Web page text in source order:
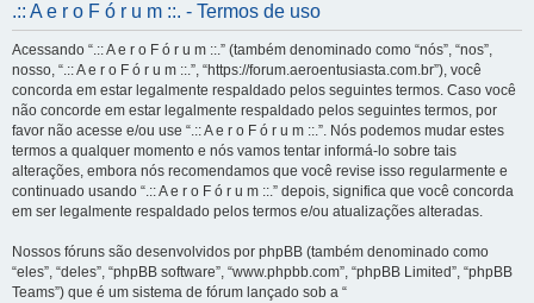
.:: A e r o F ó r u m ::. - Termos de uso
Acessando “.:: A e r o F ó r u m ::.” (também denominado como “nós”, “nos”,
nosso, “.:: A e r o F ó r u m ::.”, “https://forum.aeroentusiasta.com.br”), você
concorda em estar legalmente respaldado pelos seguintes termos. Caso você
não concorde em estar legalmente respaldado pelos seguintes termos, por
favor não acesse e/ou use “.:: A e r o F ó r u m ::.”. Nós podemos mudar estes
termos a qualquer momento e nós vamos tentar informá-lo sobre tais
alterações, embora nós recomendamos que você revise isso regularmente e
continuado usando “.:: A e r o F ó r u m ::.” depois, significa que você concorda
em ser legalmente respaldado pelos termos e/ou atualizações alteradas.
Nossos fóruns são desenvolvidos por phpBB (também denominado como
“eles”, “deles”, “phpBB software”, “www.phpbb.com”, “phpBB Limited”, “phpBB
Teams”) que é um sistema de fórum lançado sob a “